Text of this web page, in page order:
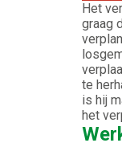
Het
graag
te
is hij
het